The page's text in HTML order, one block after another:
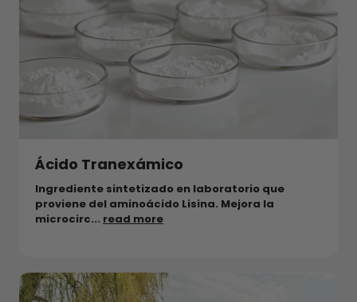
Ácido Tranexámico
Ingrediente sintetizado en laboratorio que
proviene del aminoácido Lisina. Mejora la
microcirc... read more